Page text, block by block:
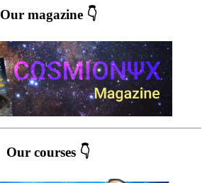
Our magazine 👇
Our courses 👇